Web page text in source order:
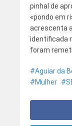
pinhal de
«pondo em
acrescenta
identificada
foram
Aguiar da
Mulher